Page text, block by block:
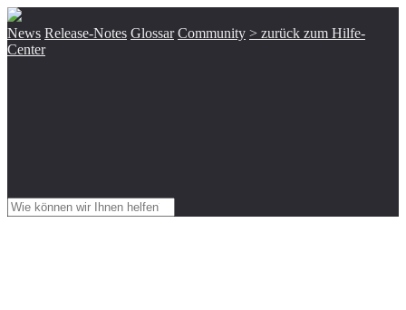
News Release-Notes Glossar Community > zurück zum Hilfe-
Center